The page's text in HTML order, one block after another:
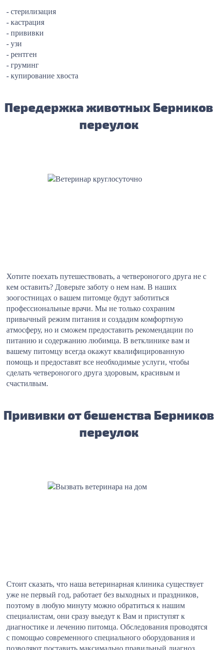
- стерилизация
- кастрация
- прививки
- узи
- рентген
- груминг
- купирование хвоста
Передержка животных Берников
переулок
Хотите поехать путешествовать, а четвероногого друга не с
кем оставить? Доверьте заботу о нем нам. В наших
зоогостницах о вашем питомце будут заботиться
профессиональные врачи. Мы не только сохраним
привычный режим питания и создадим комфортную
атмосферу, но и сможем предоставить рекомендации по
питанию и содержанию любимца. В ветклинике вам и
вашему питомцу всегда окажут квалифицированную
помощь и предоставят все необходимые услуги, чтобы
сделать четвероногого друга здоровым, красивым и
счастилвым.
Прививки от бешенства Берников
переулок
Стоит сказать, что наша ветеринарная клиника существует
уже не первый год, работает без выходных и праздников,
поэтому в любую минуту можно обратиться к нашим
специалистам, они сразу выедут к Вам и приступят к
диагностике и лечению питомца. Обследования проводятся
с помощью современного специального оборудования и
позволяют поставить максимально правильный диагноз.